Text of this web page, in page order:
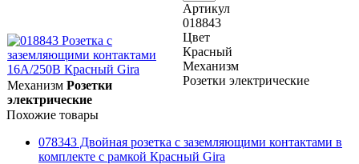
Артикул
018843
Цвет
Красный
Механизм
Розетки электрические
Механизм Розетки
электрические
Похожие товары
078343 Двойная розетка с заземляющими контактами в
комплекте с рамкой Красный Gira